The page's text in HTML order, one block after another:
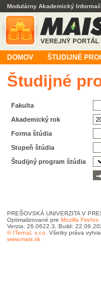
Modulárny Akademický
DOMOV ŠTUDIJNÉ
Študijné
Fakulta
Akademický rok
Forma štúdia
Stupeň štúdia
Študijný program štúdia
PREŠOVSKÁ UNIVERZITA V
Optimalizované pre Mozilla Firefox
Verzia: 26.0622.3, Build:
© ITernal, s.r.o. Všetky práva
www.mais.sk